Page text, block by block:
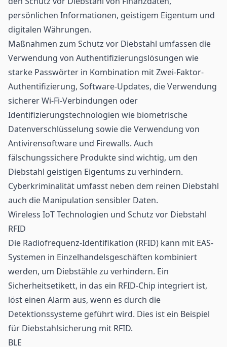
persönlichen Informationen, geistigem Eigentum und
digitalen Währungen.
Maßnahmen zum Schutz vor Diebstahl umfassen die
Verwendung von Authentifizierungslösungen wie
starke Passwörter in Kombination mit Zwei-Faktor-
Authentifizierung, Software-Updates, die Verwendung
sicherer Wi-Fi-Verbindungen oder
Identifizierungstechnologien wie biometrische
Datenverschlüsselung sowie die Verwendung von
Antivirensoftware und Firewalls. Auch
fälschungssichere Produkte sind wichtig, um den
Diebstahl geistigen Eigentums zu verhindern.
Cyberkriminalität umfasst neben dem reinen Diebstahl
auch die Manipulation sensibler Daten.
Wireless IoT Technologien und Schutz vor Diebstahl
RFID
Die Radiofrequenz-Identifikation (RFID) kann mit EAS-
Systemen in Einzelhandelsgeschäften kombiniert
werden, um Diebstähle zu verhindern. Ein
Sicherheitsetikett, in das ein RFID-Chip integriert ist,
löst einen Alarm aus, wenn es durch die
Detektionssysteme geführt wird. Dies ist ein Beispiel
für Diebstahlsicherung mit RFID.
BLE